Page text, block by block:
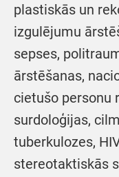
plastiskās un
izgulējumu
sepses,
ārstēšanas,
cietušo personu
surdoloģijas,
tuberkulozes,
stereotaktiskās